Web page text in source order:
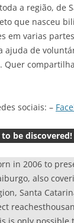
a região, de
que nasceu
em varias
ajuda de
Quer
sociais: –
to be discovered!
in 2006 to
also
Santa